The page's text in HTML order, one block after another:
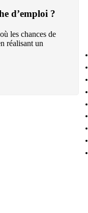
d’emploi ?
les chances de
réalisant un